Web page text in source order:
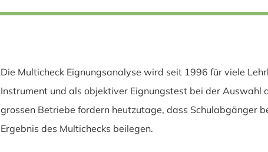
Die Multicheck Eignungsanalyse wird seit 1996 für viele
Instrument und als objektiver Eignungstest bei der Auswahl
grossen Betriebe fordern heutzutage, dass Schulabgänger
Ergebnis des Multichecks beilegen.